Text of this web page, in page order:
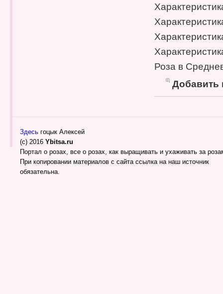
Роза в
Добавить
Здесь гоцык Алексей
(c) 2016 Ybitsa.ru
Портал о розах, все о розах, как выращивать и ухаживать за
При копировании материалов с сайта ссылка на наш источник
обязательна.